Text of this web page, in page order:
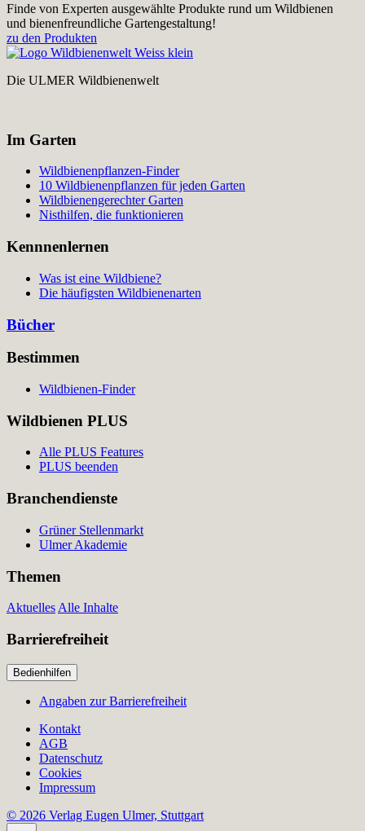
Finde von Experten ausgewählte Produkte rund um Wildbienen
und bienenfreundliche Gartengestaltung!
zu den Produkten
Die ULMER Wildbienenwelt
Im Garten
Wildbienenpflanzen-Finder
10 Wildbienenpflanzen für jeden Garten
Wildbienengerechter Garten
Nisthilfen, die funktionieren
Kennnenlernen
Was ist eine Wildbiene?
Die häufigsten Wildbienenarten
Bücher
Bestimmen
Wildbienen-Finder
Wildbienen PLUS
Alle PLUS Features
PLUS beenden
Branchendienste
Grüner Stellenmarkt
Ulmer Akademie
Themen
Aktuelles Alle Inhalte
Barrierefreiheit
Bedienhilfen
Angaben zur Barrierefreiheit
Kontakt
AGB
Datenschutz
Cookies
Impressum
© 2026 Verlag Eugen Ulmer, Stuttgart